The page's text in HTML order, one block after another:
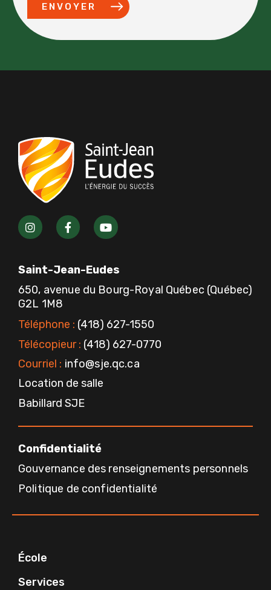
ENVOYER
I
n
s
a
g
r
a
m
F
a
c
o
o
k
Y
o
u
u
b
e
Saint-Jean-Eudes
650, avenue du Bourg-Royal Québec (Québec)
G2L 1M8
Téléphone : (418) 627-1550
Télécopieur : (418) 627-0770
Courriel : info@sje.qc.ca
Location de salle
Babillard SJE
Confidentialité
Gouvernance des renseignements personnels
Politique de confidentialité
École
Services